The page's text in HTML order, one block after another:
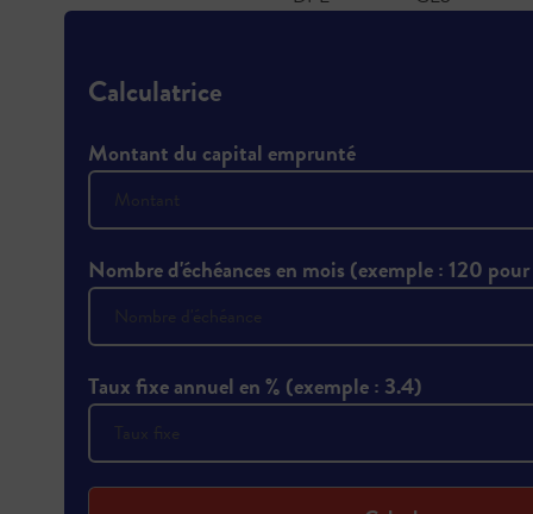
Calculatrice
Montant du capital emprunté
Nombre d'échéances en mois (exemple : 120
Taux fixe annuel en % (exemple : 3.4)